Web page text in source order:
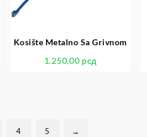
Kosište Metalno Sa Grivnom
1.250,00 рсд
4 5 →